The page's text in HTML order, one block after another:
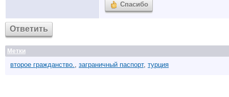
Спасибо
Ответить
Метки
второе гражданство., заграничный паспорт, турция